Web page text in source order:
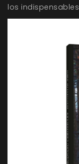
los indispensables